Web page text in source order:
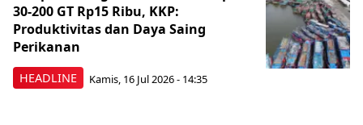
HEADLINE
30-200 GT Rp15 Ribu, KKP:
Produktivitas dan Daya Saing
Perikanan
Kamis, 16 Jul 2026 - 14:35